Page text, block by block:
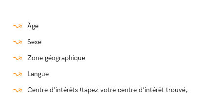
Âge
Sexe
Zone géographique
Langue
Centre d’intérêts (tapez votre centre d’intérêt trouvé,